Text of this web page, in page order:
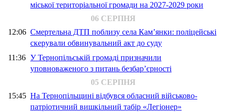
міської територіальної громади на 2027-2029 роки
06 СЕРПНЯ
12:06 Смертельна ДТП поблизу села Кам’янки: поліцейські
скерували обвинувальний акт до суду
11:36 У Тернопільській громаді призначили
уповноваженого з питань безбар’єрності
05 СЕРПНЯ
15:45 На Тернопільщині відбувся обласний військово-
патріотичний вишкільний табір «Легіонер»